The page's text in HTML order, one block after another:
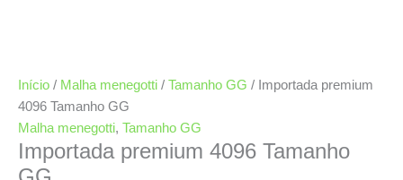
Início / Malha menegotti / Tamanho GG / Importada premium
4096 Tamanho GG
Malha menegotti, Tamanho GG
Importada premium 4096 Tamanho